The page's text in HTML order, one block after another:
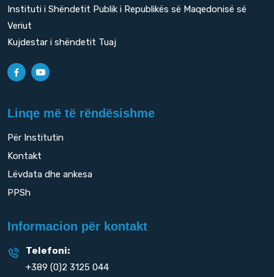
Instituti i Shëndetit Publik i Republikës së Maqedonisë së
Veriut
Kujdestar i shëndetit Tuaj
Linqe më të rëndësishme
Për Institutin
Kontakt
Lëvdata dhe ankesa
PPSh
Informacion për kontakt
Telefoni:
+389 (0)2 3125 044